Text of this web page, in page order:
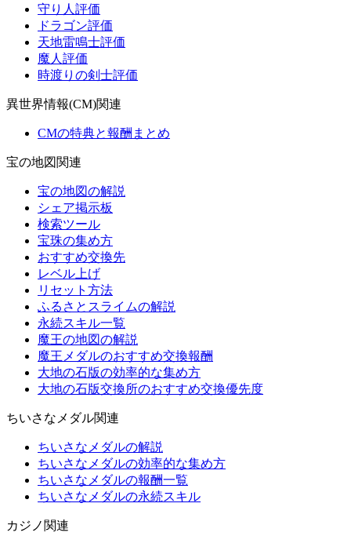
守り人評価
ドラゴン評価
天地雷鳴士評価
魔人評価
時渡りの剣士評価
異世界情報(CM)関連
CMの特典と報酬まとめ
宝の地図関連
宝の地図の解説
シェア掲示板
検索ツール
宝珠の集め方
おすすめ交換先
レベル上げ
リセット方法
ふるさとスライムの解説
永続スキル一覧
魔王の地図の解説
魔王メダルのおすすめ交換報酬
大地の石版の効率的な集め方
大地の石版交換所のおすすめ交換優先度
ちいさなメダル関連
ちいさなメダルの解説
ちいさなメダルの効率的な集め方
ちいさなメダルの報酬一覧
ちいさなメダルの永続スキル
カジノ関連